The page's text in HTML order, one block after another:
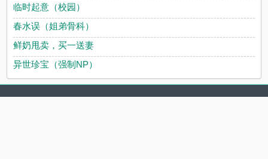
临时起意（校园）
春水误（姐弟骨科）
鲜奶甩卖，买一送妻
异世珍宝（强制NP）